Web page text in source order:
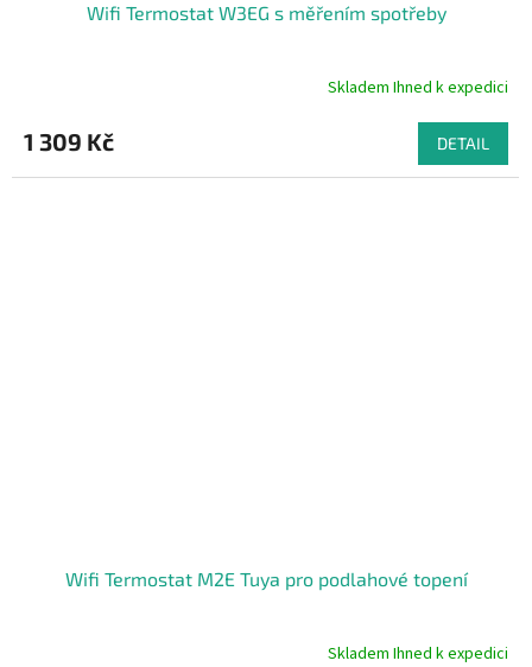
Wifi Termostat W3EG s měřením spotřeby
produktu
je
4,9
Skladem Ihned k expedici
1 309 Kč DETAIL
Wifi Termostat M2E Tuya pro podlahové topení
Skladem Ihned k expedici